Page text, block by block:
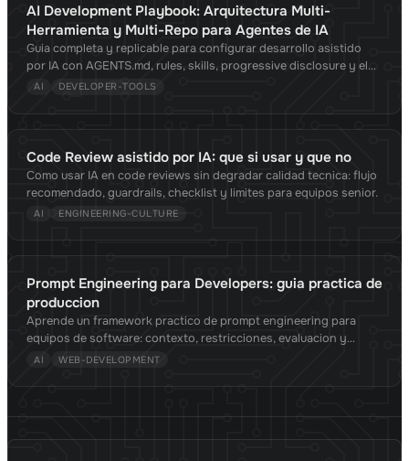
AI Development Playbook: Arquitectura Multi-
Herramienta y Multi-Repo para Agentes de IA
Guia completa y replicable para configurar desarrollo asistido
por IA con AGENTS.md, rules, skills, progressive disclosure y el
estandar Agent Skills. Compatible con Claude Code, Cursor,
investigacion academica.
AI DEVELOPER-TOOLS
Code Review asistido por IA: que si usar y que no
Como usar IA en code reviews sin degradar calidad tecnica: flujo
recomendado, guardrails, checklist y limites para equipos senior.
AI ENGINEERING-CULTURE
Prompt Engineering para Developers: guia practica de
produccion
Aprende un framework practico de prompt engineering para
equipos de software: contexto, restricciones, evaluacion y
versionado para resultados consistentes en produccion.
AI WEB-DEVELOPMENT